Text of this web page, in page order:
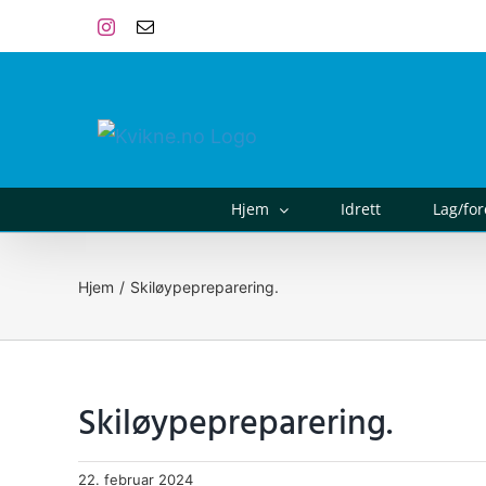
to
Instagram
E-
Hjem Idrett Lag/
Hjem Skiløypepreparering.
Skiløypepreparering.
22. februar 2024